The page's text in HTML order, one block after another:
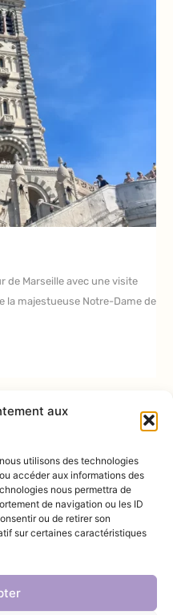
aux
utilisons des technologies
accéder aux informations des
nous permettra de
de navigation ou les ID
ou de retirer son
sur certaines caractéristiques
de Marseille avec une visite
la majestueuse Notre-Dame de